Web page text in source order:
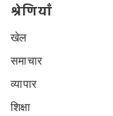
श्रेणियाँ
खेल
समाचार
व्यापार
शिक्षा